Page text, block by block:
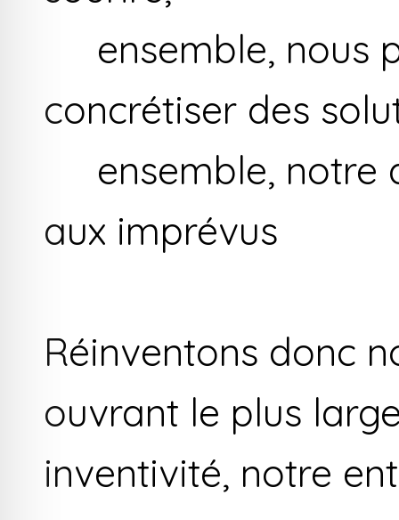
ensemble, nous
concrétiser des
ensemble, notre
aux imprévus
Réinventons donc
ouvrant le plus
inventivité, notre